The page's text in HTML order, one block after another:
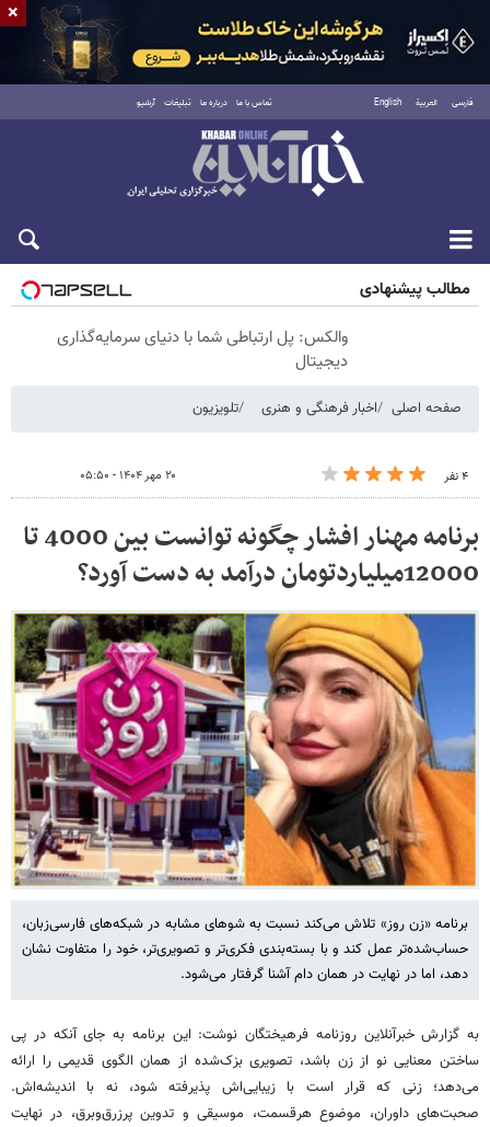
فارسی العربية English تماس با ما درباره ما تبلیغات آرشیو
شنبه ۱۷ مرداد ۱۴۰۵
مطالب پیشنهادی
والکس: پل ارتباطی شما با دنیای سرمایه‌گذاری
دیجیتال
صفحه اصلی اخبار فرهنگی و هنری تلویزیون
۴ نفر ۲۰ مهر ۱۴۰۴ - ۰۵:۵۰
برنامه مهنار افشار چگونه توانست بین 4000 تا
12000میلیاردتومان درآمد به دست آورد؟
برنامه‌ «زن روز» تلاش می‌کند نسبت به شوهای مشابه در شبکه‌های فارسی‌زبان،
حساب‌شده‌تر عمل کند و با بسته‌بندی فکری‌تر و تصویری‌تر، خود را متفاوت نشان
دهد، اما در نهایت در همان دام آشنا گرفتار می‌شود.
به گزارش خبرآنلاین روزنامه فرهیختگان نوشت: این برنامه به جای آنکه در پی
ساختن معنایی نو از زن باشد، تصویری بزک‌شده از همان الگوی قدیمی را ارائه
می‌دهد؛ زنی که قرار است با زیبایی‌اش پذیرفته شود، نه با اندیشه‌اش.
صحبت‌های داوران، موضوع هرقسمت، موسیقی و تدوین پرزرق‌وبرق، در نهایت
×